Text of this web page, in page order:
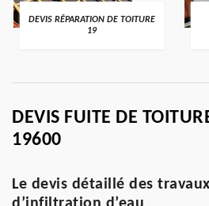
DEVIS RÉPARATION DE TOITURE
19
DEVIS FUITE DE
19600
Le devis détaillé des